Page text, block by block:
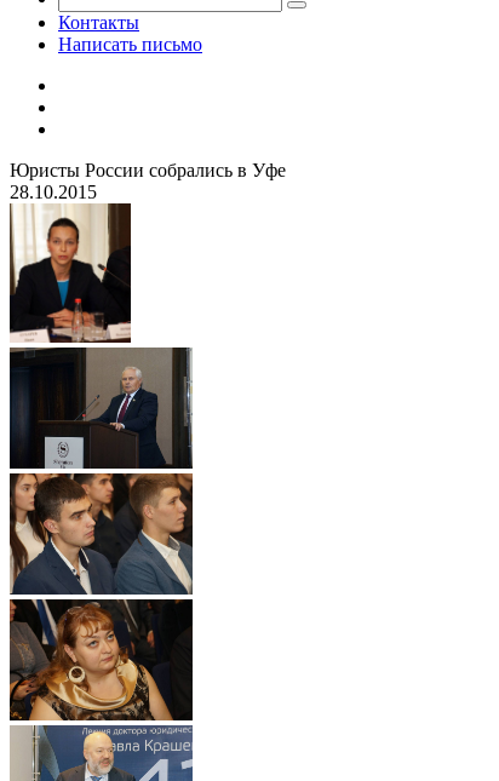
Контакты
Написать письмо
Юристы России собрались в Уфе
28.10.2015